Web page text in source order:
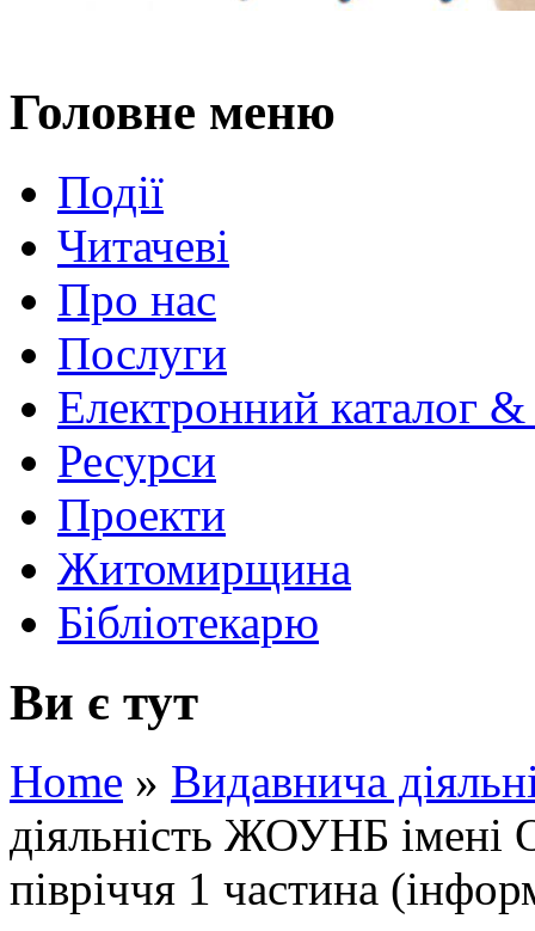
Головне меню
Події
Читачеві
Про нас
Послуги
Електронний каталог
Ресурси
Проекти
Житомирщина
Бібліотекарю
Ви є тут
Home » Видавнича
діяльність ЖОУНБ
півріччя 1 частина